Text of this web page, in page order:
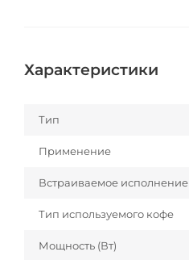
Характеристики
Тип
Применение
Встраиваемое исполнение
Тип используемого кофе
Мощность (Вт)